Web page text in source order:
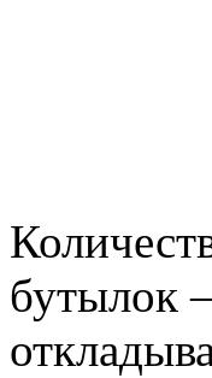
бутылок